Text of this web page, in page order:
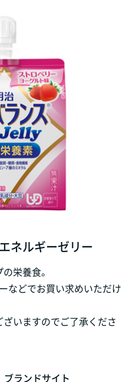
ネルギーゼリー
栄養食。
などでお買い求めいただけ
いますのでご了承くださ
ブランドサイト